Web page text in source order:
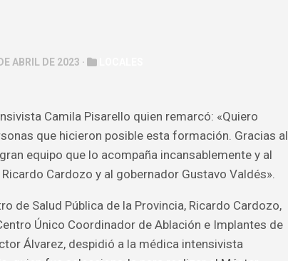
ABRIL DE 2023 ·
Camila Pisarello quien remarcó: «Quiero
que hicieron posible esta formación. Gracias al
equipo que lo acompaña incansablemente y al
Cardozo y al gobernador Gustavo Valdés».
de Salud Pública de la Provincia, Ricardo Cardozo,
Único Coordinador de Ablación e Implantes de
Álvarez, despidió a la médica intensivista